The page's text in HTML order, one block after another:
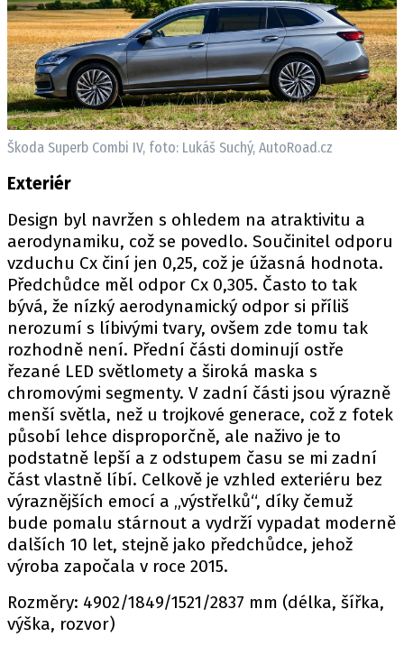
Škoda Superb Combi IV, foto: Lukáš Suchý, AutoRoad.cz
Exteriér
Design byl navržen s ohledem na atraktivitu a
aerodynamiku, což se povedlo. Součinitel odporu
vzduchu Cx činí jen 0,25, což je úžasná hodnota.
Předchůdce měl odpor Cx 0,305. Často to tak
bývá, že nízký aerodynamický odpor si příliš
nerozumí s líbivými tvary, ovšem zde tomu tak
rozhodně není. Přední části dominují ostře
řezané LED světlomety a široká maska s
chromovými segmenty. V zadní části jsou výrazně
menší světla, než u trojkové generace, což z fotek
působí lehce disproporčně, ale naživo je to
podstatně lepší a z odstupem času se mi zadní
část vlastně líbí. Celkově je vzhled exteriéru bez
výraznějších emocí a „výstřelků“, díky čemuž
bude pomalu stárnout a vydrží vypadat moderně
dalších 10 let, stejně jako předchůdce, jehož
výroba započala v roce 2015.
Rozměry: 4902/1849/1521/2837 mm (délka, šířka,
výška, rozvor)